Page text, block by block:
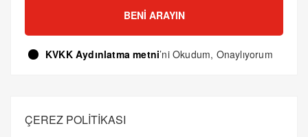
BENI ARAYIN
KVKK Aydınlatma metni’ni Okudum, Onaylıyorum
ÇEREZ POLİTİKASI